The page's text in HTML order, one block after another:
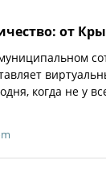
от
когда не у